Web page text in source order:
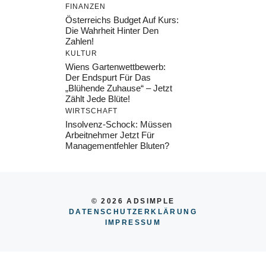
FINANZEN
Österreichs Budget Auf Kurs:
Die Wahrheit Hinter Den
Zahlen!
KULTUR
Wiens Gartenwettbewerb:
Der Endspurt Für Das
„Blühende Zuhause“ – Jetzt
Zählt Jede Blüte!
WIRTSCHAFT
Insolvenz-Schock: Müssen
Arbeitnehmer Jetzt Für
Managementfehler Bluten?
© 2026 ADSIMPLE
DATENSCHUTZERKLÄRUNG
IMPRESSUM